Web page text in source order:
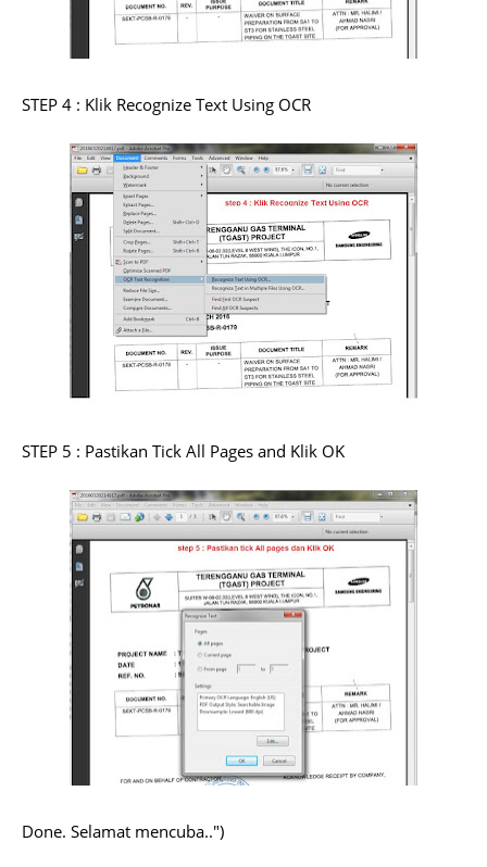
STEP 4 : Klik Recognize Text Using OCR
STEP 5 : Pastikan Tick All Pages and Klik OK
Done. Selamat mencuba..")